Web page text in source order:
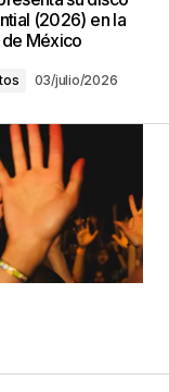
(2026) en la
México
03/julio/2026